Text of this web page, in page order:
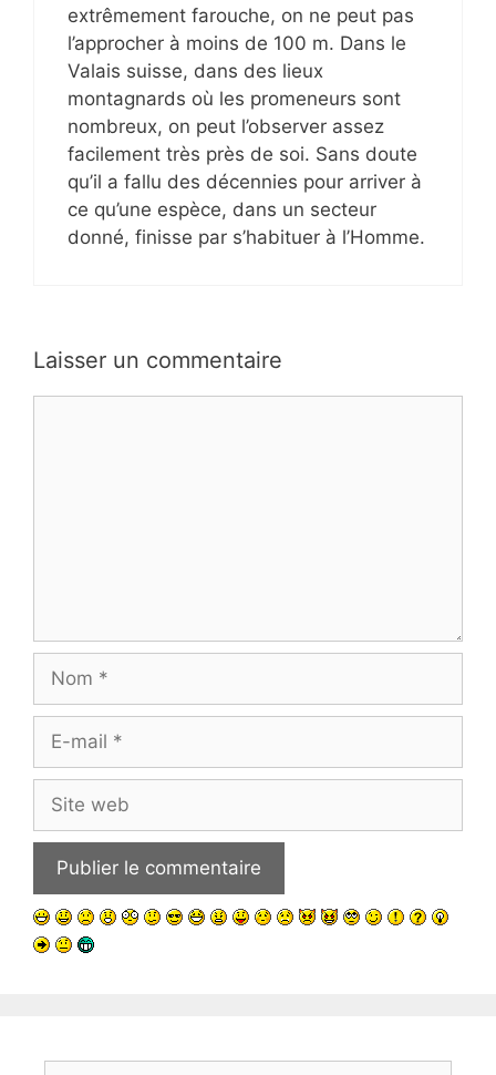
extrêmement farouche, on ne peut pas
l’approcher à moins de 100 m. Dans le
Valais suisse, dans des lieux
montagnards où les promeneurs sont
nombreux, on peut l’observer assez
facilement très près de soi. Sans doute
qu’il a fallu des décennies pour arriver à
ce qu’une espèce, dans un secteur
donné, finisse par s’habituer à l’Homme.
Laisser un commentaire
Nom
Site
web